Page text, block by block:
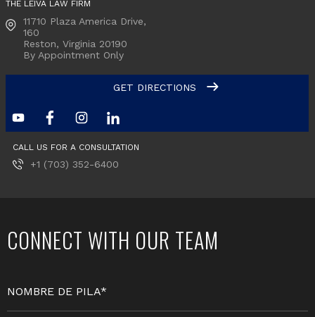
THE LEIVA LAW FIRM
11710 Plaza America Drive,
160
Reston, Virginia 20190
By Appointment Only
GET DIRECTIONS
CALL US FOR A CONSULTATION
+1 (703) 352-6400
CONNECT WITH OUR TEAM